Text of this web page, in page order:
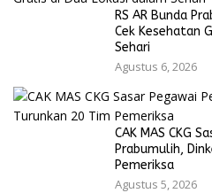
RS AR Bunda
Cek Kesehatan
Sehari
Agustus 6, 2026
CAK MAS CKG
Prabumulih,
Pemeriksa
Agustus 5, 2026